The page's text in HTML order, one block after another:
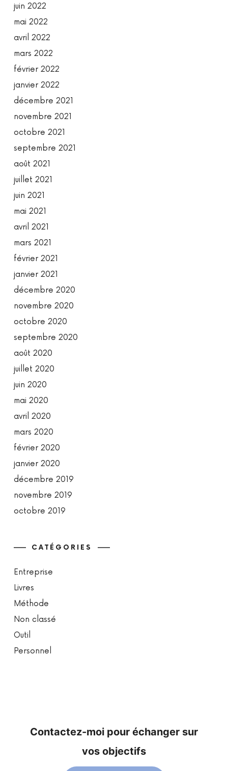
juin 2022
mai 2022
avril 2022
mars 2022
février 2022
janvier 2022
décembre 2021
novembre 2021
octobre 2021
septembre 2021
août 2021
juillet 2021
juin 2021
mai 2021
avril 2021
mars 2021
février 2021
janvier 2021
décembre 2020
novembre 2020
octobre 2020
septembre 2020
août 2020
juillet 2020
juin 2020
mai 2020
avril 2020
mars 2020
février 2020
janvier 2020
décembre 2019
novembre 2019
octobre 2019
CATÉGORIES
Entreprise
Livres
Méthode
Non classé
Outil
Personnel
Contactez-moi pour échanger sur
vos objectifs